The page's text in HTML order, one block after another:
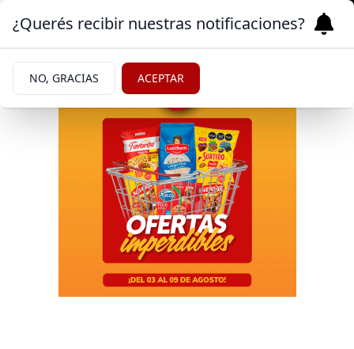
¿Querés recibir nuestras notificaciones?
NO, GRACIAS ACEPTAR